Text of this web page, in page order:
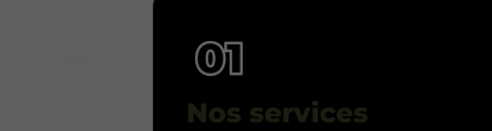
Nos services